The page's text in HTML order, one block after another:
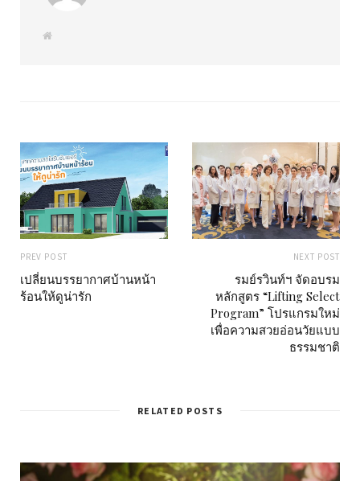
W
PREV POST
เปลี่ยนบรรยากาศบ้านหน้า
ร้อนให้ดูน่ารัก
NEXT POST
รมย์รวินท์ฯ จัดอบรม
หลักสูตร “Lifting Select
Program” โปรแกรมใหม่
เพื่อความสวยอ่อนวัยแบบ
ธรรมชาติ
RELATED POSTS